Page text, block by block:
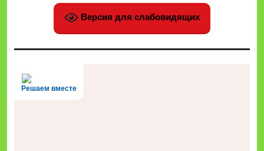
Версия для слабовидящих
Решаем вместе